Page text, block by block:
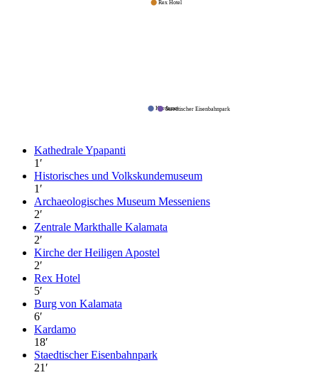
Rex Hotel
Kardamo
Staedtischer Eisenbahnpark
Kathedrale Ypapanti
1′
Historisches und Volkskundemuseum
1′
Archaeologisches Museum Messeniens
2′
Zentrale Markthalle Kalamata
2′
Kirche der Heiligen Apostel
2′
Rex Hotel
5′
Burg von Kalamata
6′
Kardamo
18′
Staedtischer Eisenbahnpark
21′